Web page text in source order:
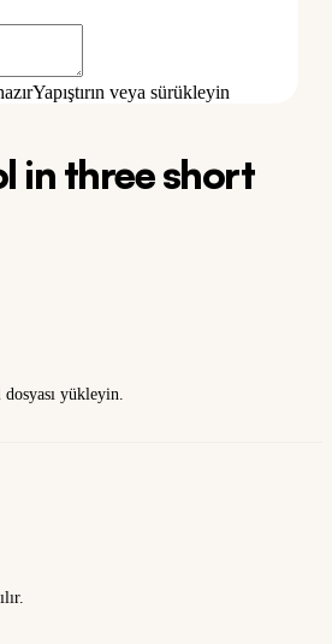
Yapıştırın veya sürükleyin
in three short
yükleyin.